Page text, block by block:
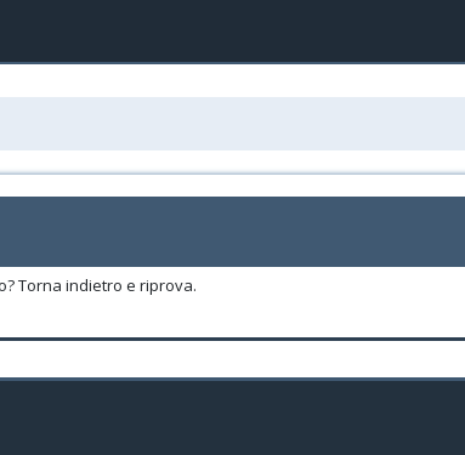
Torna indietro e riprova.